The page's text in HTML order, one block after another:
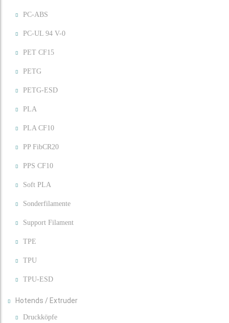
PC-ABS
PC-UL 94 V-0
PET CF15
PETG
PETG-ESD
PLA
PLA CF10
PP FibCR20
PPS CF10
Soft PLA
Sonderfilamente
Support Filament
TPE
TPU
TPU-ESD
Hotends / Extruder
Druckköpfe